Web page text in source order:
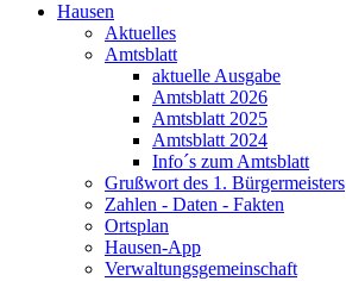
Hausen
Aktuelles
Amtsblatt
aktuelle Ausgabe
Amtsblatt 2026
Amtsblatt 2025
Amtsblatt 2024
Info´s zum Amtsblatt
Grußwort des 1. Bürgermeisters
Zahlen - Daten - Fakten
Ortsplan
Hausen-App
Verwaltungsgemeinschaft